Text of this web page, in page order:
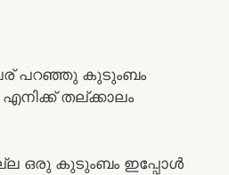
പറഞ്ഞു കുടുംബം
തല്ക്കാലം
ഒരു കുടുംബം ഇപ്പോൾ